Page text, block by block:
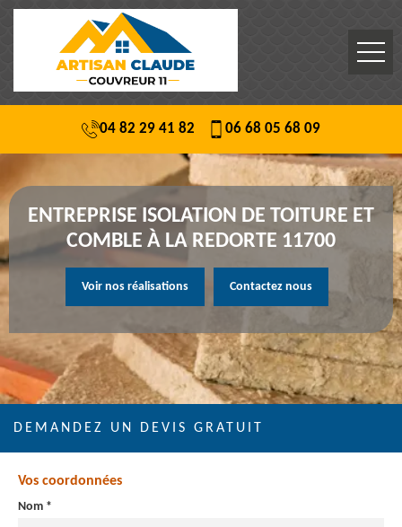
04 82 29 41 82 06 68 05 68 09
ENTREPRISE ISOLATION DE TOITURE ET
COMBLE À LA REDORTE 11700
Voir nos réalisations Contactez nous
DEMANDEZ UN DEVIS GRATUIT
Vos coordonnées
Nom *